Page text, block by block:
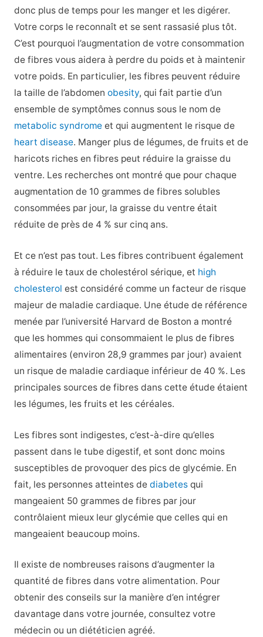
donc plus de temps pour les manger et les digérer.
Votre corps le reconnaît et se sent rassasié plus tôt.
C’est pourquoi l’augmentation de votre consommation
de fibres vous aidera à perdre du poids et à maintenir
votre poids. En particulier, les fibres peuvent réduire
la taille de l’abdomen obesity, qui fait partie d’un
ensemble de symptômes connus sous le nom de
metabolic syndromeet qui augmentent le risque de
heart disease. Manger plus de légumes, de fruits et de
haricots riches en fibres peut réduire la graisse du
ventre. Les recherches ont montré que pour chaque
augmentation de 10 grammes de fibres solubles
consommées par jour, la graisse du ventre était
réduite de près de 4 % sur cinq ans.
Et ce n’est pas tout. Les fibres contribuent également
à réduire le taux de cholestérol sérique, et high
cholesterol est considéré comme un facteur de risque
majeur de maladie cardiaque. Une étude de référence
menée par l’université Harvard de Boston a montré
que les hommes qui consommaient le plus de fibres
alimentaires (environ 28,9 grammes par jour) avaient
un risque de maladie cardiaque inférieur de 40 %. Les
principales sources de fibres dans cette étude étaient
les légumes, les fruits et les céréales.
Les fibres sont indigestes, c’est-à-dire qu’elles
passent dans le tube digestif, et sont donc moins
susceptibles de provoquer des pics de glycémie. En
fait, les personnes atteintes de diabetesqui
mangeaient 50 grammes de fibres par jour
contrôlaient mieux leur glycémie que celles qui en
mangeaient beaucoup moins.
Il existe de nombreuses raisons d’augmenter la
quantité de fibres dans votre alimentation. Pour
obtenir des conseils sur la manière d’en intégrer
davantage dans votre journée, consultez votre
médecin ou un diététicien agréé.